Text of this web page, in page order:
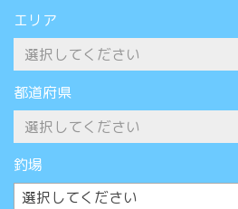
エリア
都道府県
釣場
選択してください